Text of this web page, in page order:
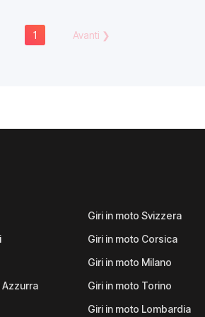
1 Avanti ❯
Giri in moto Svizzera
Giri in moto Corsica
Giri in moto Milano
Giri in moto Torino
Giri in moto Lombardia